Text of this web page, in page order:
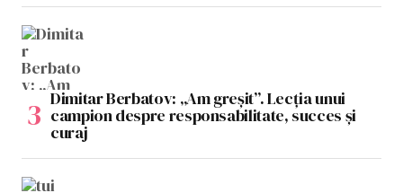
Dimitar Berbatov: „Am greșit”. Lecția unui
campion despre responsabilitate, succes și
curaj